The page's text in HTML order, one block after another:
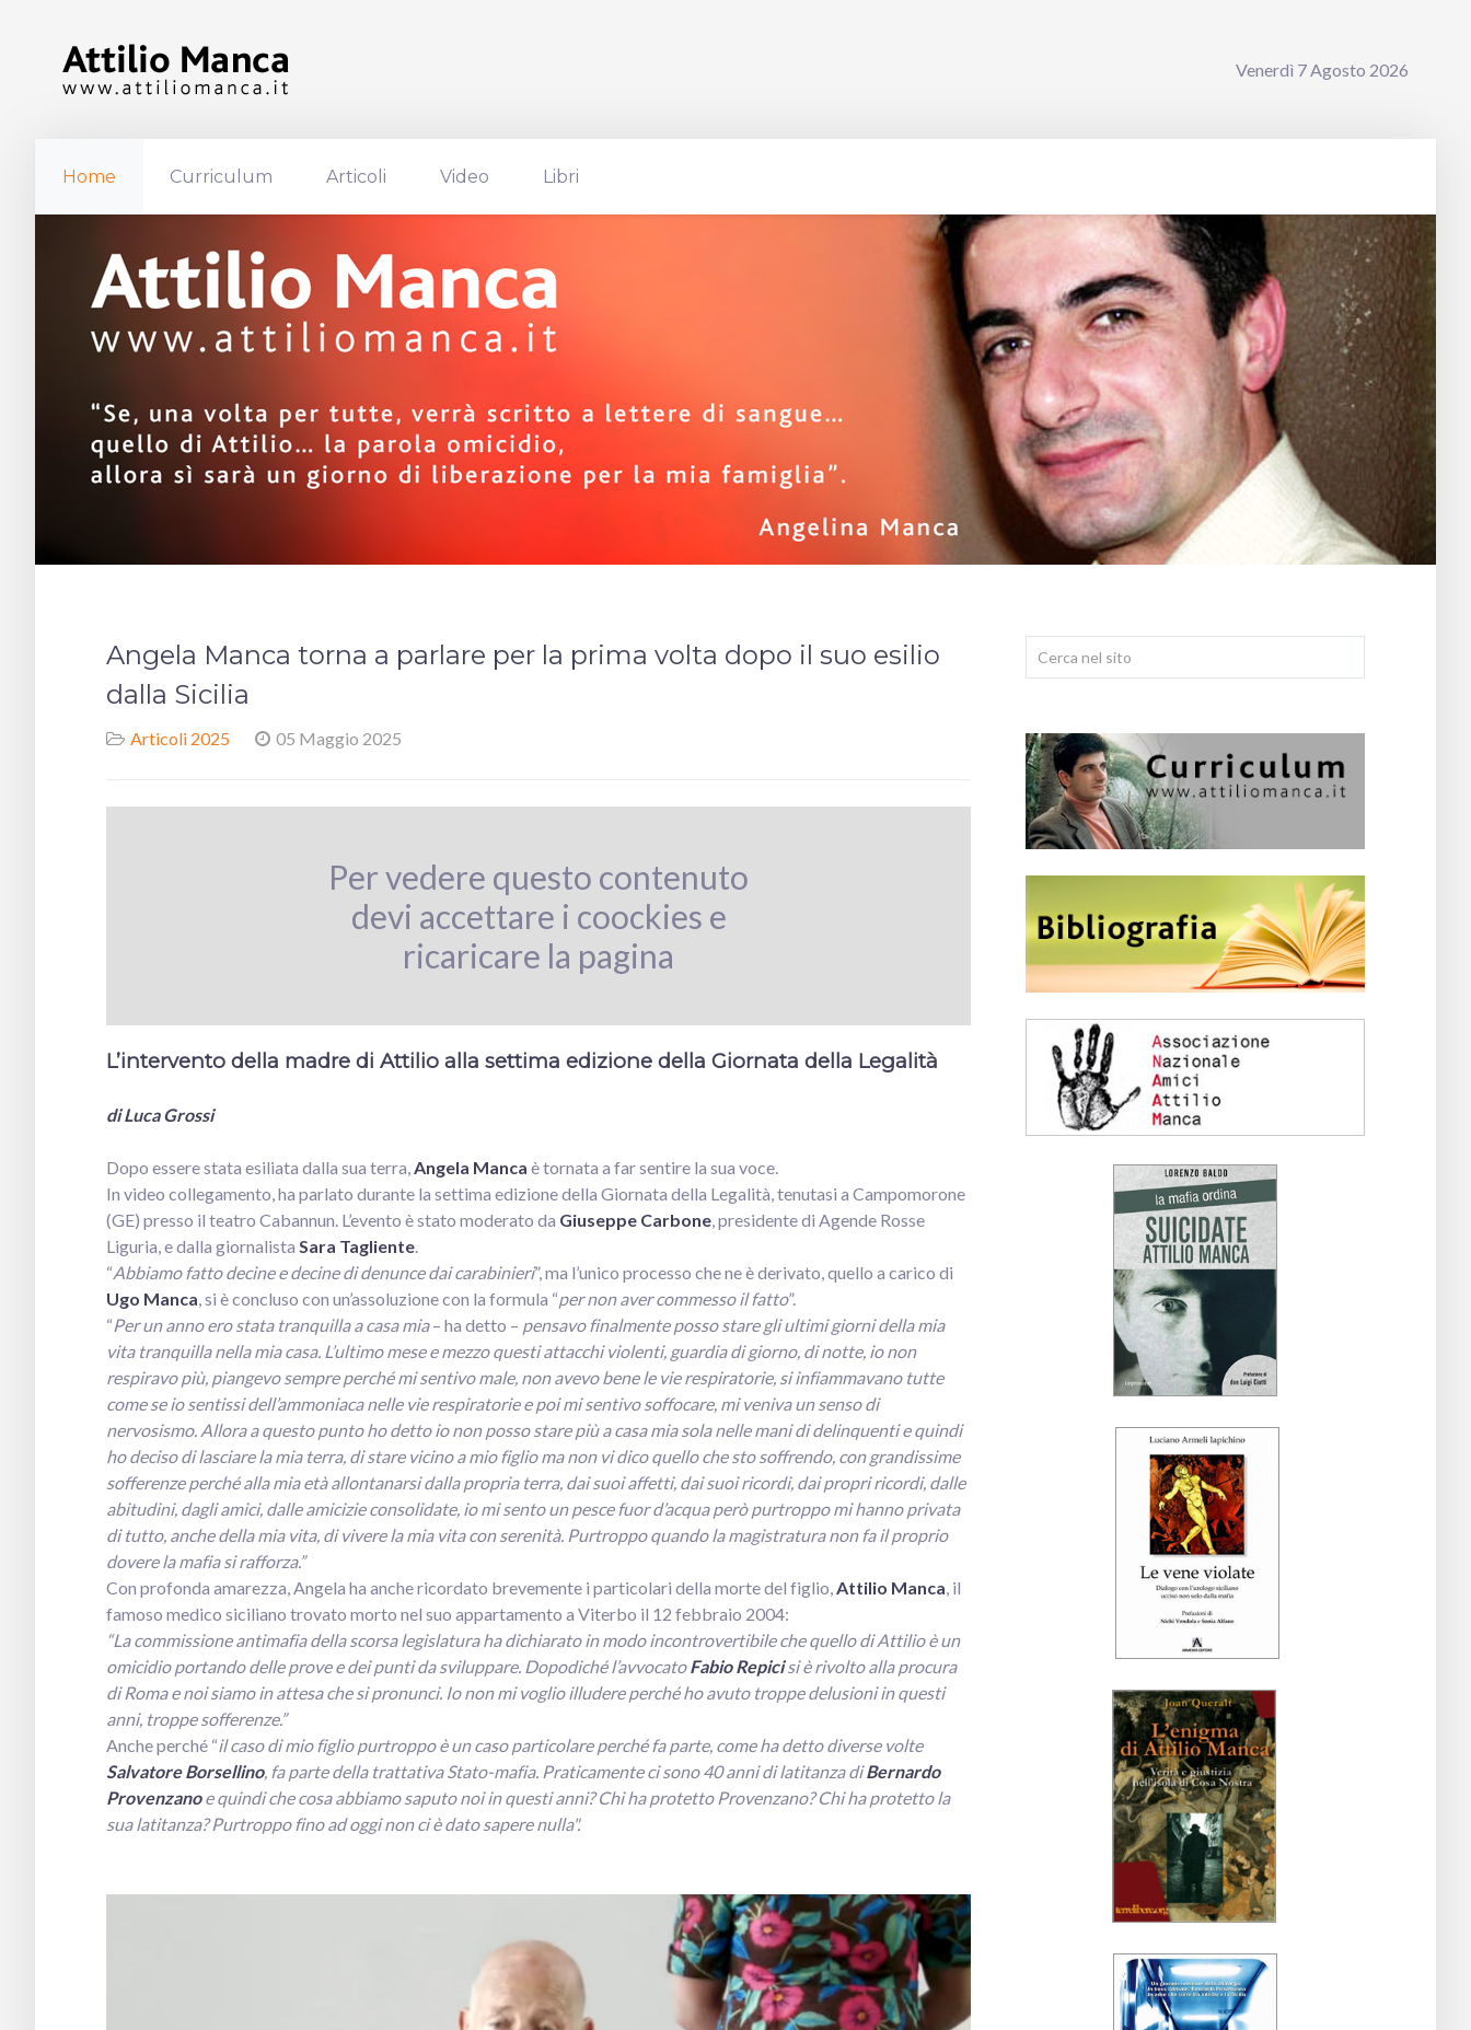
Venerdì 7 Agosto 2026
Home Curriculum Articoli Video Libri
Angela Manca torna a parlare per la prima volta dopo il suo esilio
dalla Sicilia
Articoli 2025 05 Maggio 2025
Per vedere questo contenuto
devi accettare i coockies e
ricaricare la pagina
L’intervento della madre di Attilio alla settima edizione della Giornata della Legalità
di Luca Grossi
Dopo essere stata esiliata dalla sua terra,Angela Manca è tornata a far sentire la sua voce.
In video collegamento, ha parlato durante la settima edizione della Giornata della Legalità, tenutasi a Campomorone
(GE) presso il teatro Cabannun. L’evento è stato moderato da Giuseppe Carbone, presidente di Agende Rosse
Liguria, e dalla giornalista Sara Tagliente.
“Abbiamo fatto decine e decine di denunce dai carabinieri”, ma l’unico processo che ne è derivato, quello a carico di
Ugo Manca, si è concluso con un’assoluzione con la formula “per non aver commesso il fatto”.
“Per un anno ero stata tranquilla a casa mia– ha detto – pensavo finalmente posso stare gli ultimi giorni della mia
vita tranquilla nella mia casa. L’ultimo mese e mezzo questi attacchi violenti, guardia di giorno, di notte, io non
respiravo più, piangevo sempre perché mi sentivo male, non avevo bene le vie respiratorie, si infiammavano tutte
come se io sentissi dell’ammoniaca nelle vie respiratorie e poi mi sentivo soffocare, mi veniva un senso di
nervosismo. Allora a questo punto ho detto io non posso stare più a casa mia sola nelle mani di delinquenti e quindi
ho deciso di lasciare la mia terra, di stare vicino a mio figlio ma non vi dico quello che sto soffrendo, con grandissime
sofferenze perché alla mia età allontanarsi dalla propria terra, dai suoi affetti, dai suoi ricordi, dai propri ricordi, dalle
abitudini, dagli amici, dalle amicizie consolidate, io mi sento un pesce fuor d’acqua però purtroppo mi hanno privata
di tutto, anche della mia vita, di vivere la mia vita con serenità. Purtroppo quando la magistratura non fa il proprio
dovere la mafia si rafforza.”
Con profonda amarezza, Angela ha anche ricordato brevemente i particolari della morte del figlio,Attilio Manca, il
famoso medico siciliano trovato morto nel suo appartamento a Viterbo il 12 febbraio 2004:
“La commissione antimafia della scorsa legislatura ha dichiarato in modo incontrovertibile che quello di Attilio è un
omicidio portando delle prove e dei punti da sviluppare. Dopodiché l’avvocatoFabio Repicisi è rivolto alla procura
di Roma e noi siamo in attesa che si pronunci. Io non mi voglio illudere perché ho avuto troppe delusioni in questi
anni, troppe sofferenze.”
Anche perché “il caso di mio figlio purtroppo è un caso particolare perché fa parte, come ha detto diverse volte
Salvatore Borsellino, fa parte della trattativa Stato-mafia. Praticamente ci sono 40 anni di latitanza diBernardo
Provenzanoe quindi che cosa abbiamo saputo noi in questi anni? Chi ha protetto Provenzano? Chi ha protetto la
sua latitanza? Purtroppo fino ad oggi non ci è dato sapere nulla".
Cerca...